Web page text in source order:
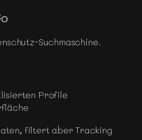
Suchmaschine.
Profile
filtert aber Tracking